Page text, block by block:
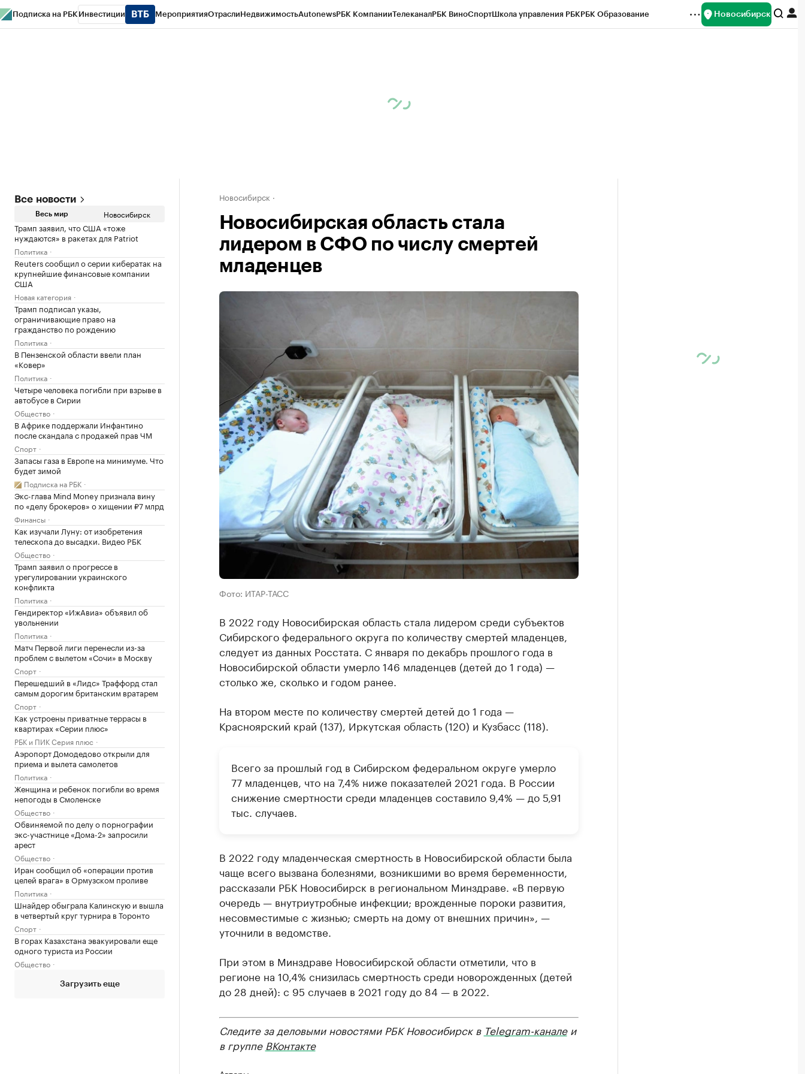
Подписка на РБК Инвестиции МероприятияОтраслиНедвижимостьAutonewsРБК КомпанииТелеканалРБК ВиноСпортШкола управления РБКРБК Образование Новосибирск
Все новости
Весь мир Новосибирск
Трамп заявил, что США «тоже
нуждаются» в ракетах для Patriot
Политика
Reuters сообщил о серии кибератак на
крупнейшие финансовые компании
США
Новая категория
Трамп подписал указы,
ограничивающие право на
гражданство по рождению
Политика
В Пензенской области ввели план
«Ковер»
Политика
Четыре человека погибли при взрыве в
автобусе в Сирии
Общество
В Африке поддержали Инфантино
после скандала с продажей прав ЧМ
Спорт
Запасы газа в Европе на минимуме. Что
будет зимой
Подписка на РБК
Экс-глава Mind Money признала вину
по «делу брокеров» о хищении ₽7 млрд
Финансы
Как изучали Луну: от изобретения
телескопа до высадки. Видео РБК
Общество
Трамп заявил о прогрессе в
урегулировании украинского
конфликта
Политика
Гендиректор «ИжАвиа» объявил об
увольнении
Политика
Матч Первой лиги перенесли из-за
проблем с вылетом «Сочи» в Москву
Спорт
Перешедший в «Лидс» Траффорд стал
самым дорогим британским вратарем
Спорт
Как устроены приватные террасы в
квартирах «Серии плюс»
РБК и ПИК Серия плюс
Аэропорт Домодедово открыли для
приема и вылета самолетов
Политика
Женщина и ребенок погибли во время
непогоды в Смоленске
Общество
Обвиняемой по делу о порнографии
экс-участнице «Дома-2» запросили
арест
Общество
Иран сообщил об «операции против
целей врага» в Ормузском проливе
Политика
Шнайдер обыграла Калинскую и вышла
в четвертый круг турнира в Торонто
Спорт
В горах Казахстана эвакуировали еще
одного туриста из России
Общество
Загрузить еще
Новосибирск
Новосибирская область стала
лидером в СФО по числу смертей
младенцев
Фото: ИТАР-ТАСС
В 2022 году Новосибирская область стала лидером среди субъектов
Сибирского федерального округа по количеству смертей младенцев,
следует из данных Росстата. С января по декабрь прошлого года в
Новосибирской области умерло 146 младенцев (детей до 1 года) —
столько же, сколько и годом ранее.
На втором месте по количеству смертей детей до 1 года —
Красноярский край (137), Иркутская область (120) и Кузбасс (118).
Всего за прошлый год в Сибирском федеральном округе умерло
77 младенцев, что на 7,4% ниже показателей 2021 года. В России
снижение смертности среди младенцев составило 9,4% — до 5,91
тыс. случаев.
В 2022 году младенческая смертность в Новосибирской области была
чаще всего вызвана болезнями, возникшими во время беременности,
рассказали РБК Новосибирск в региональном Минздраве. «В первую
очередь — внутриутробные инфекции; врожденные пороки развития,
несовместимые с жизнью; смерть на дому от внешних причин», —
уточнили в ведомстве.
При этом в Минздраве Новосибирской области отметили, что в
регионе на 10,4% снизилась смертность среди новорожденных (детей
до 28 дней): с 95 случаев в 2021 году до 84 — в 2022.
Следите за деловыми новостями РБК Новосибирск в Telegram-каналеи
в группе ВКонтакте